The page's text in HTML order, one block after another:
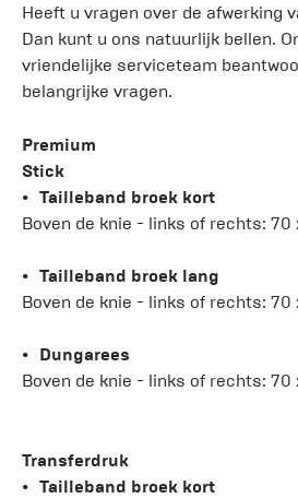
Heeft u vragen over de afwerking
Dan kunt u ons natuurlijk bellen.
vriendelijke serviceteam
belangrijke vragen.
Premium
Stick
Tailleband broek kort
Boven de knie - links of rechts: 70
Tailleband broek lang
Boven de knie - links of rechts: 70
Dungarees
Boven de knie - links of rechts: 70
Transferdruk
Tailleband broek kort